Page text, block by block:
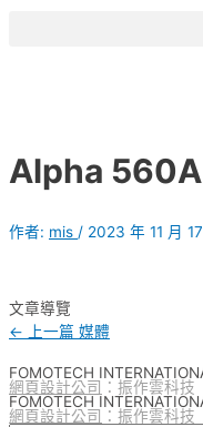
Alpha 560A
作者: mis / 2023 年 11 月
文章導覽
← 上一篇 媒體
FOMOTECH
網頁設計公司 ：振作雲科技
FOMOTECH
網頁設計公司 ：振作雲科技